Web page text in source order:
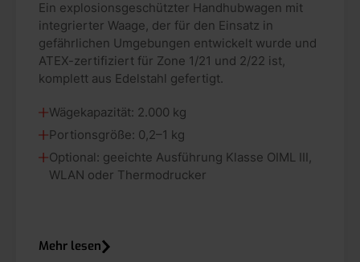
Ein explosionsgeschützter Handhubwagen mit
integrierter Waage, der für den Einsatz in
gefährlichen Umgebungen entwickelt wurde und
ATEX-zertifiziert für Zone 1/21 und 2/22 ist,
komplett aus Edelstahl gefertigt.
Wägekapazität: 2.000 kg
Portionsgröße: 0,2–1 kg
Optional: geeichte Ausführung Klasse OIML III,
WLAN oder Thermodrucker
Mehr lesen